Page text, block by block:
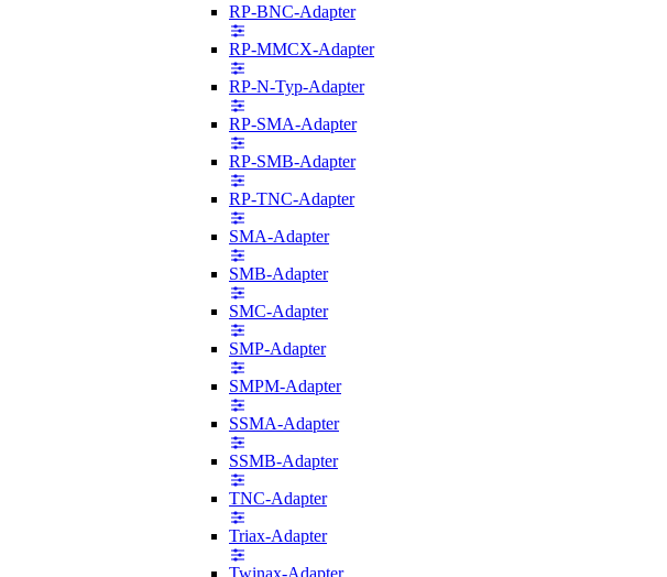
RP-BNC-Adapter
RP-MMCX-Adapter
RP-N-Typ-Adapter
RP-SMA-Adapter
RP-SMB-Adapter
RP-TNC-Adapter
SMA-Adapter
SMB-Adapter
SMC-Adapter
SMP-Adapter
SMPM-Adapter
SSMA-Adapter
SSMB-Adapter
TNC-Adapter
Triax-Adapter
Twinax-Adapter